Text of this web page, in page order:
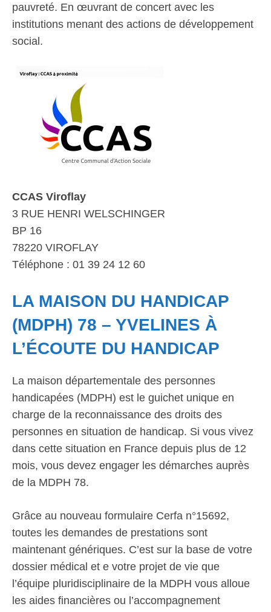
pauvreté. En œuvrant de concert avec les
institutions menant des actions de développement
social.
CCAS Viroflay
3 RUE HENRI WELSCHINGER
BP 16
78220 VIROFLAY
Téléphone : 01 39 24 12 60
LA MAISON DU HANDICAP
(MDPH) 78 – YVELINES À
L’ÉCOUTE DU HANDICAP
La maison départementale des personnes
handicapées (MDPH) est le guichet unique en
charge de la reconnaissance des droits des
personnes en situation de handicap. Si vous vivez
dans cette situation en France depuis plus de 12
mois, vous devez engager les démarches auprès
de la MDPH 78.
Grâce au nouveau formulaire Cerfa n°15692,
toutes les demandes de prestations sont
maintenant génériques. C’est sur la base de votre
dossier médical et e votre projet de vie que
l’équipe pluridisciplinaire de la MDPH vous alloue
les aides financières ou l’accompagnement